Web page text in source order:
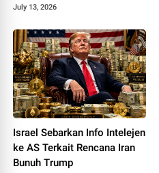
Lebih dari Tiga Persen
July 13, 2026
Israel Sebarkan Info Intelejen
ke AS Terkait Rencana Iran
Bunuh Trump